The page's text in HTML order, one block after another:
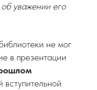
уважении его
не мог
в презентации